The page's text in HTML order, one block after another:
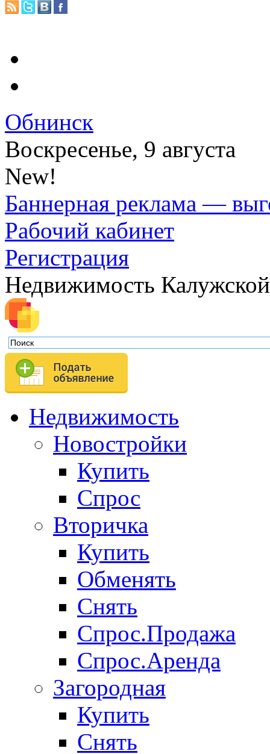
Обнинск
Воскресенье, 9 августа
New!
Баннерная реклама —
Рабочий кабинет
Регистрация
Недвижимость
Недвижимость
Новостройки
Купить
Спрос
Вторичка
Купить
Обменять
Снять
Спрос.Продажа
Спрос.Аренда
Загородная
Купить
Снять